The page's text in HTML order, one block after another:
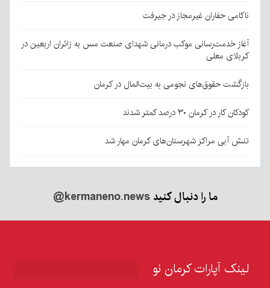
ناکامی حفاران غیرمجاز در جیرفت
آغاز خدمت‌رسانی موکب درمانی شهدای صنعت مس به زائران اربعین در
کربلای معلی
بازگشت حقوق‌های نجومی به بیت‌المال در کرمان
کودکان کار در کرمان ۳۰ درصد کمتر شدند
تنش آبی مراکز شهرستان‌های کرمان مهار شد
ما را دنبال کنید@kermaneno.news
لینک آپارات کرمان نو